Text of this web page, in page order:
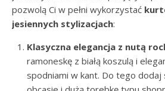
pozwolą Ci w pełni wykorzystać
jesiennych stylizacjach:
Klasyczna elegancja z nutą
ramoneskę z białą koszulą i
spodniami w kant. Do tego dodaj